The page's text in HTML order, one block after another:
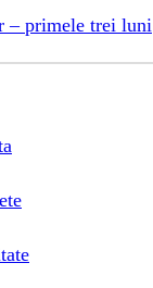
– primele trei luni